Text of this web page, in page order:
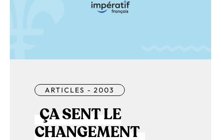
ARTICLES - 2003
ÇA SENT LE
CHANGEMENT